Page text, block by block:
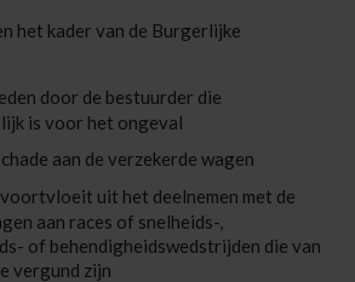
het kader van de Burgerlijke
door de bestuurder die
is voor het ongeval
aan de verzekerde wagen
voortvloeit uit het deelnemen met de
aan races of snelheids-,
of behendigheidswedstrijden die van
vergund zijn